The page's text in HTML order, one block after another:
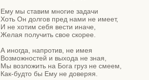
Ему мы ставим многие задачи
Хоть Он долгов пред нами не имеет,
И не хотим себя вести иначе,
Желая получить свое скорее.
А иногда, напротив, не имея
Возможностей и выхода не зная,
Мы возложить на Бога груз не смеем,
Как-будто бы Ему не доверяя.